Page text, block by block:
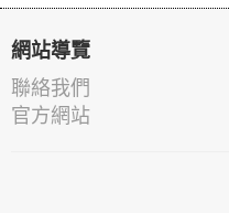
網站導覽
聯絡我們
官方網站